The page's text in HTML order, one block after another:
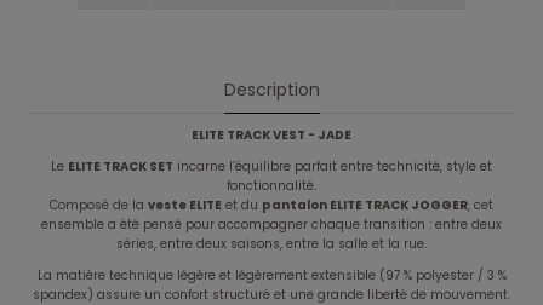
Description
ELITE TRACK VEST - JADE
Le ELITE TRACK SET incarne l’équilibre parfait entre technicité, style et
fonctionnalité.
Composé de la veste ELITE et du pantalon ELITE TRACK JOGGER, cet
ensemble a été pensé pour accompagner chaque transition : entre deux
séries, entre deux saisons, entre la salle et la rue.
La matière technique légère et légèrement extensible (97 % polyester / 3 %
spandex) assure un confort structuré et une grande liberté de mouvement.